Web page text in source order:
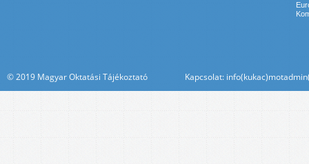
© 2019 Magyar Oktatási Tájékoztató Kapcsolat: